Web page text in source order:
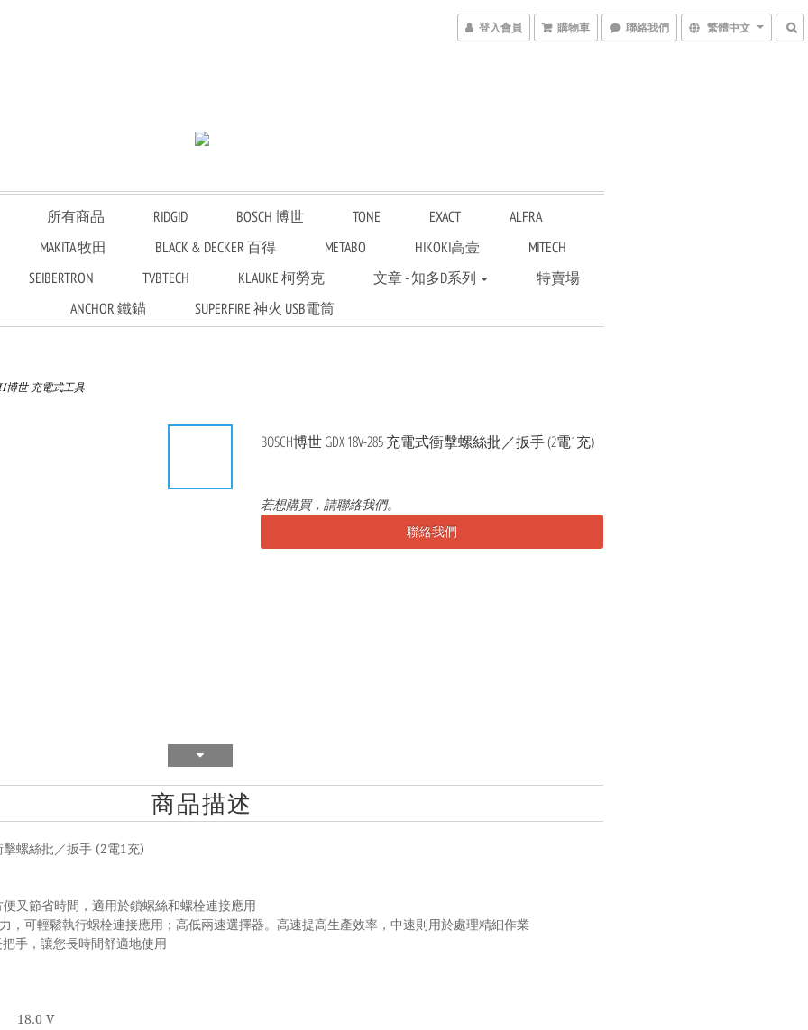
登入會員 購物車 聯絡我們 繁體中文
所有商品 RIDGID BOSCH 博世 TONE EXACT
ALFRA
MAKITA 牧田
BLACK & DECKER 百得 METABO HIKOKI高壹
MITECH
SEIBERTRON
TVBTECH KLAUKE 柯勞克 文章 - 知多D系列
特賣場
ANCHOR 鐵錨
SUPERFIRE 神火 USB電筒
博世 充電式工具
BOSCH博世 GDX 18V-285 充電式衝擊螺絲批／扳手 (2電1充)
若想購買，請聯絡我們。
聯絡我們
商品描述
螺絲批／扳手 (2電1充)
又節省時間，適用於鎖螺絲和螺栓連接應用
，可輕鬆執行螺栓連接應用；高低兩速選擇器。高速提高生產效率，中速則用於處理精細作業
手，讓您長時間舒適地使用
18.0 V